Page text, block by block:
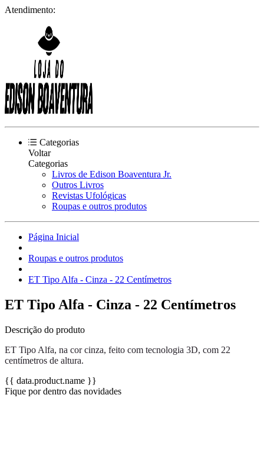
Atendimento:
Categorias
Voltar
Categorias
Livros de Edison Boaventura Jr.
Outros Livros
Revistas Ufológicas
Roupas e outros produtos
Página Inicial
Roupas e outros produtos
ET Tipo Alfa - Cinza - 22 Centímetros
ET Tipo Alfa - Cinza - 22 Centímetros
Descrição do produto
ET Tipo Alfa, na cor cinza, feito com tecnologia 3D, com 22
centímetros de altura.
{{ data.product.name }}
Fique por dentro das novidades